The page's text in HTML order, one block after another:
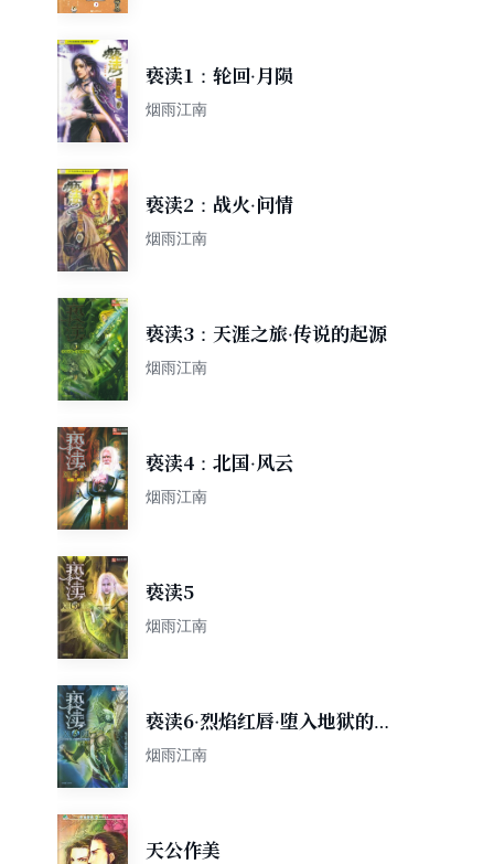
亵渎1：轮回·月陨
烟雨江南
亵渎2：战火·问情
烟雨江南
亵渎3：天涯之旅·传说的起源
烟雨江南
亵渎4：北国·风云
烟雨江南
亵渎5
烟雨江南
亵渎6·烈焰红唇·堕入地狱的天
使
烟雨江南
天公作美